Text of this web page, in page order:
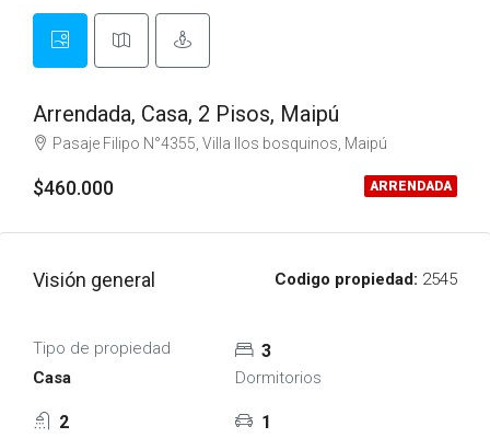
Arrendada, Casa, 2 Pisos, Maipú
Pasaje Filipo N°4355, Villa llos bosquinos, Maipú
$460.000 ARRENDADA
Visión general Codigo propiedad: 2545
Tipo de propiedad
Casa
3
Dormitorios
2 1